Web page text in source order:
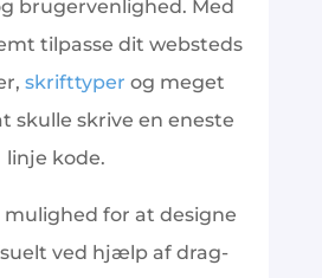
brugervenlighed. Med
tilpasse dit websteds
skrifttyper og meget
skulle skrive en eneste
linje kode.
mulighed for at designe
ved hjælp af drag-